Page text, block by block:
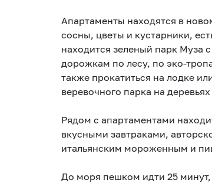
Апартаменты находятся в
сосны, цветы и кустарники,
находится зеленый парк Муза
дорожкам по лесу, по эко-
также прокатиться на лодке
веревочного парка на
Рядом с апартаментами
вкусными завтраками,
итальянским мороженным и
До моря пешком идти 25 минут,